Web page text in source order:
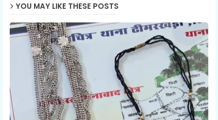
YOU MAY LIKE THESE POSTS